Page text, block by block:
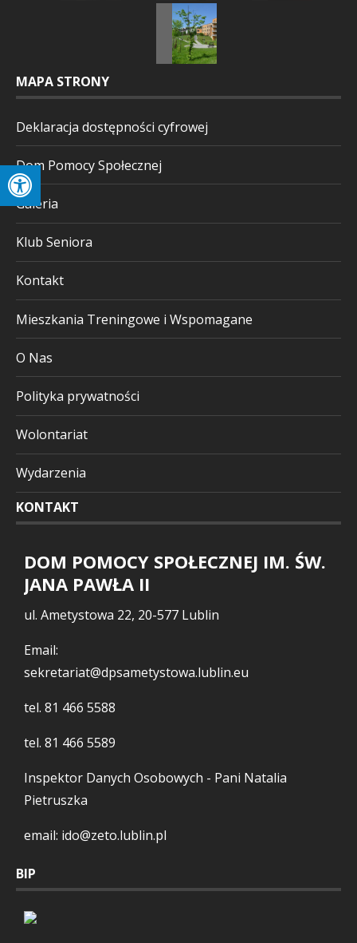
MAPA STRONY
Deklaracja dostępności cyfrowej
Dom Pomocy Społecznej
Galeria
Klub Seniora
Kontakt
Mieszkania Treningowe i Wspomagane
O Nas
Polityka prywatności
Wolontariat
Wydarzenia
KONTAKT
DOM POMOCY SPOŁECZNEJ IM. ŚW.
JANA PAWŁA II
ul. Ametystowa 22, 20-577 Lublin
Email:
sekretariat@dpsametystowa.lublin.eu
tel. 81 466 5588
tel. 81 466 5589
Inspektor Danych Osobowych - Pani Natalia
Pietruszka
email: ido@zeto.lublin.pl
BIP